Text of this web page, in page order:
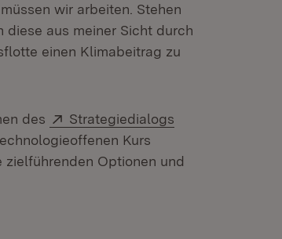
wir arbeiten. Stehen
diese aus meiner Sicht durch
einen Klimabeitrag zu
des Extern:
Strategiedialogs
Kurs
Optionen und